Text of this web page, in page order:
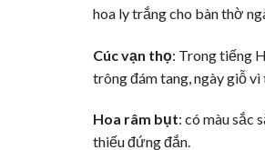
hoa ly trắng cho bàn thờ
Cúc vạn thọ: Trong tiếng
trông đám tang, ngày giỗ
Hoa râm bụt: có màu sắc
thiếu đứng đắn.